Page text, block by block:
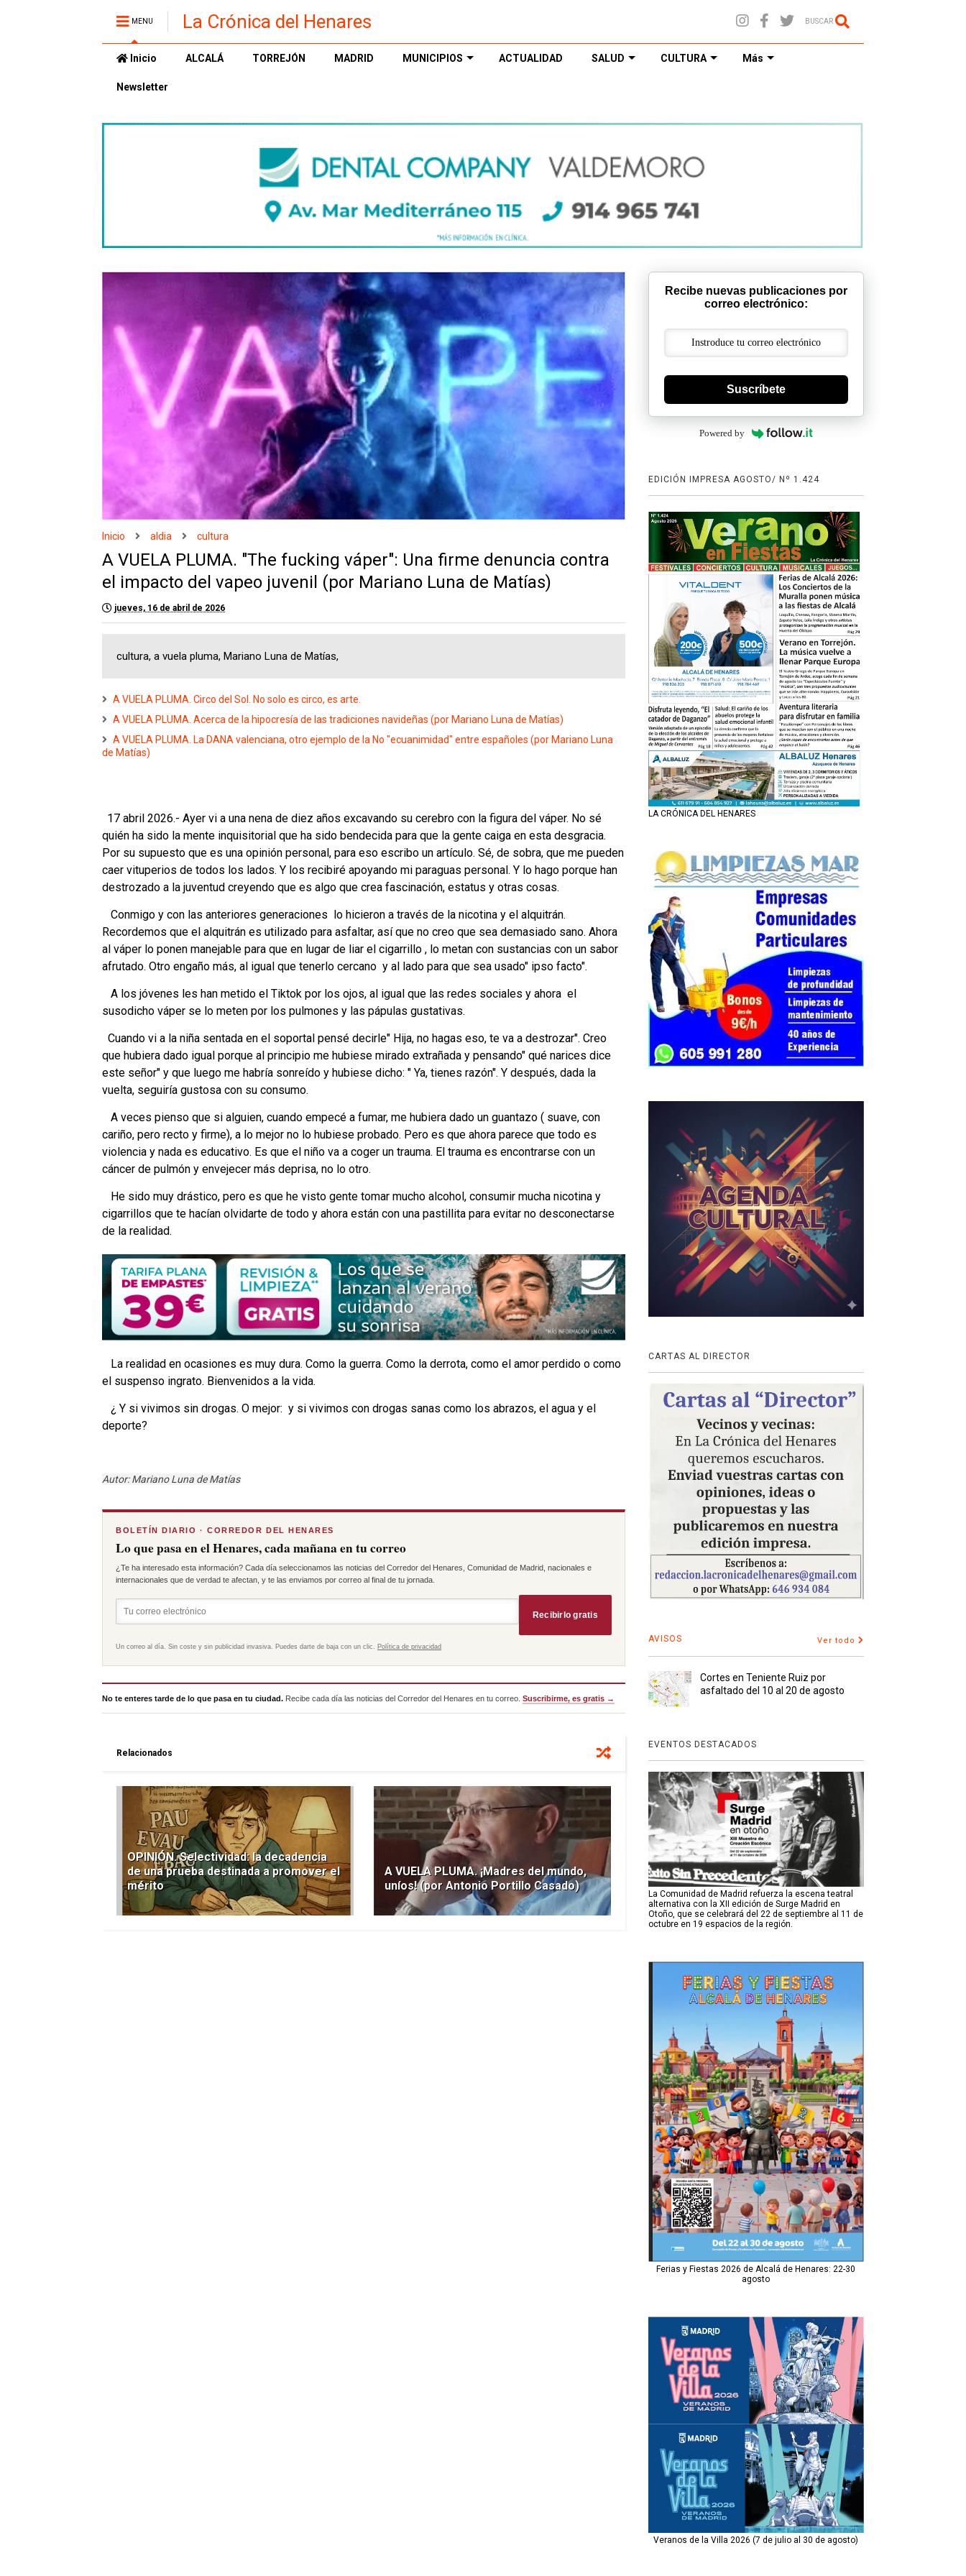
MENU La Crónica del Henares BUSCAR
Inicio ALCALÁ TORREJÓN MADRID MUNICIPIOS ACTUALIDAD SALUD CULTURA Más
Newsletter
Inicio aldia cultura
A VUELA PLUMA. "The fucking váper": Una firme denuncia contra
el impacto del vapeo juvenil (por Mariano Luna de Matías)
jueves, 16 de abril de 2026
cultura, a vuela pluma, Mariano Luna de Matías,
A VUELA PLUMA. Circo del Sol. No solo es circo, es arte.
A VUELA PLUMA. Acerca de la hipocresía de las tradiciones navideñas (por Mariano Luna de Matías)
A VUELA PLUMA. La DANA valenciana, otro ejemplo de la No "ecuanimidad" entre españoles (por Mariano Luna
de Matías)
17 abril 2026.- Ayer vi a una nena de diez años excavando su cerebro con la figura del váper. No sé
quién ha sido la mente inquisitorial que ha sido bendecida para que la gente caiga en esta desgracia.
Por su supuesto que es una opinión personal, para eso escribo un artículo. Sé, de sobra, que me pueden
caer vituperios de todos los lados. Y los recibiré apoyando mi paraguas personal. Y lo hago porque han
destrozado a la juventud creyendo que es algo que crea fascinación, estatus y otras cosas.
Conmigo y con las anteriores generaciones lo hicieron a través de la nicotina y el alquitrán.
Recordemos que el alquitrán es utilizado para asfaltar, así que no creo que sea demasiado sano. Ahora
al váper lo ponen manejable para que en lugar de liar el cigarrillo , lo metan con sustancias con un sabor
afrutado. Otro engaño más, al igual que tenerlo cercano y al lado para que sea usado" ipso facto".
A los jóvenes les han metido el Tiktok por los ojos, al igual que las redes sociales y ahora el
susodicho váper se lo meten por los pulmones y las pápulas gustativas.
Cuando vi a la niña sentada en el soportal pensé decirle" Hija, no hagas eso, te va a destrozar". Creo
que hubiera dado igual porque al principio me hubiese mirado extrañada y pensando" qué narices dice
este señor" y que luego me habría sonreído y hubiese dicho: " Ya, tienes razón". Y después, dada la
vuelta, seguiría gustosa con su consumo.
A veces pienso que si alguien, cuando empecé a fumar, me hubiera dado un guantazo ( suave, con
cariño, pero recto y firme), a lo mejor no lo hubiese probado. Pero es que ahora parece que todo es
violencia y nada es educativo. Es que el niño va a coger un trauma. El trauma es encontrarse con un
cáncer de pulmón y envejecer más deprisa, no lo otro.
He sido muy drástico, pero es que he visto gente tomar mucho alcohol, consumir mucha nicotina y
cigarrillos que te hacían olvidarte de todo y ahora están con una pastillita para evitar no desconectarse
de la realidad.
La realidad en ocasiones es muy dura. Como la guerra. Como la derrota, como el amor perdido o como
el suspenso ingrato. Bienvenidos a la vida.
¿ Y si vivimos sin drogas. O mejor: y si vivimos con drogas sanas como los abrazos, el agua y el
deporte?
Autor: Mariano Luna de Matías
BOLETÍN DIARIO · CORREDOR DEL HENARES
Lo que pasa en el Henares, cada mañana en tu correo
¿Te ha interesado esta información? Cada día seleccionamos las noticias del Corredor del Henares, Comunidad de Madrid, nacionales e
internacionales que de verdad te afectan, y te las enviamos por correo al final de tu jornada.
Recibirlo gratis
Un correo al día. Sin coste y sin publicidad invasiva. Puedes darte de baja con un clic. Política de privacidad
No te enteres tarde de lo que pasa en tu ciudad. Recibe cada día las noticias del Corredor del Henares en tu correo. Suscribirme, es gratis →
Relacionados
OPINIÓN. Selectividad: la decadencia
de una prueba destinada a promover el
mérito
A VUELA PLUMA. ¡Madres del mundo,
uníos! (por Antonio Portillo Casado)
Recibe nuevas publicaciones por
correo electrónico:
Suscríbete
Powered by
EDICIÓN IMPRESA AGOSTO/ Nº 1.424
LA CRÓNICA DEL HENARES
CARTAS AL DIRECTOR
AVISOS Ver todo
Cortes en Teniente Ruiz por
asfaltado del 10 al 20 de agosto
EVENTOS DESTACADOS
La Comunidad de Madrid refuerza la escena teatral
alternativa con la XII edición de Surge Madrid en
Otoño, que se celebrará del 22 de septiembre al 11 de
octubre en 19 espacios de la región.
Ferias y Fiestas 2026 de Alcalá de Henares: 22-30
agosto
Veranos de la Villa 2026 (7 de julio al 30 de agosto)